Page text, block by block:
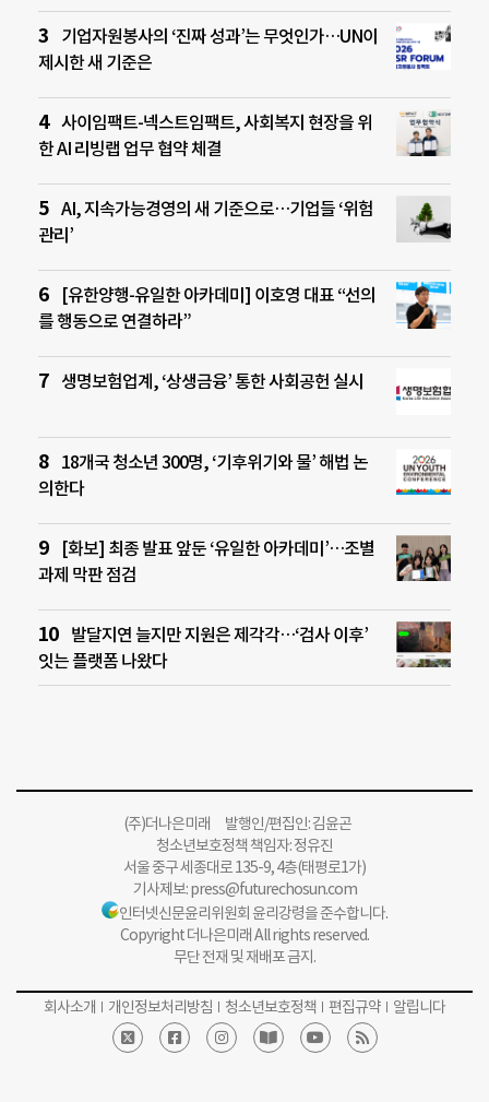
기업자원봉사의 ‘진짜 성과’는 무엇인가…UN이
제시한 새 기준은
사이임팩트-넥스트임팩트, 사회복지 현장을 위
한 AI 리빙랩 업무 협약 체결
AI, 지속가능경영의 새 기준으로…기업들 ‘위험
관리’
[유한양행-유일한 아카데미] 이호영 대표 “선의
를 행동으로 연결하라”
생명보험업계, ‘상생금융’ 통한 사회공헌 실시
18개국 청소년 300명, ‘기후위기와 물’ 해법 논
의한다
[화보] 최종 발표 앞둔 ‘유일한 아카데미’…조별
과제 막판 점검
발달지연 늘지만 지원은 제각각…‘검사 이후’
잇는 플랫폼 나왔다
(주)더나은미래 발행인/편집인: 김윤곤
청소년보호정책 책임자: 정유진
서울 중구 세종대로 135-9, 4층(태평로1가)
기사제보:press@futurechosun.com
인터넷신문윤리위원회 윤리강령을 준수합니다.
Copyright 더나은미래 All rights reserved.
무단 전재 및 재배포 금지.
회사소개 개인정보처리방침 청소년보호정책 편집규약 알립니다